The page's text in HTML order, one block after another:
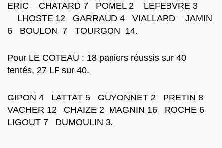
ERIC CHATARD 7 POMEL 2 LEFEBVRE 3
LHOSTE 12 GARRAUD 4 VIALLARD JAMIN
6 BOULON 7 TOURGON 14.
Pour LE COTEAU : 18 paniers réussis sur 40
tentés, 27 LF sur 40.
GIPON 4 LATTAT 5 GUYONNET 2 PRETIN 8
VACHER 12 CHAIZE 2 MAGNIN 16 ROCHE 6
LIGOUT 7 DUMOULIN 3.